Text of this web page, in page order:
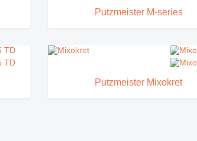
Putzmeister M-series
Putzmeister Mixokret